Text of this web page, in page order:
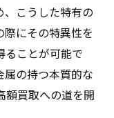
、こうした特有の
にその特異性を
ることが可能で
属の持つ本質的な
額買取への道を開